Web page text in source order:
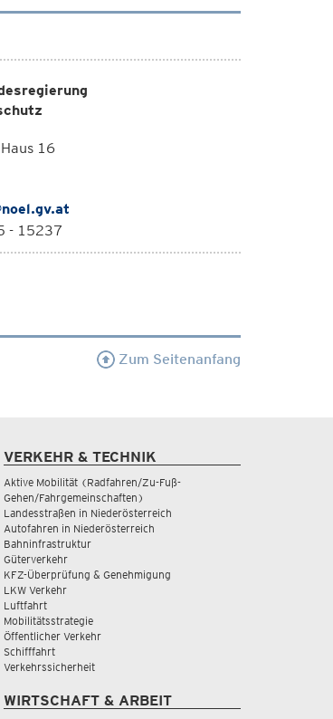
16
- 15237
Zum Seitenanfang
VERKEHR & TECHNIK
Aktive Mobilität (Radfahren/Zu-Fuß-
Gehen/Fahrgemeinschaften)
Landesstraßen in Niederösterreich
Autofahren in Niederösterreich
Bahninfrastruktur
Güterverkehr
KFZ-Überprüfung & Genehmigung
LKW Verkehr
Luftfahrt
Mobilitätsstrategie
Öffentlicher Verkehr
Schifffahrt
Verkehrssicherheit
WIRTSCHAFT & ARBEIT